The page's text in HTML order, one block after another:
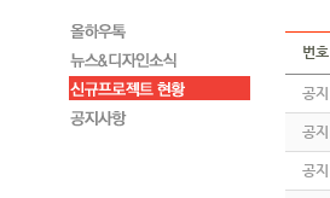
번호
공지
공지
공지